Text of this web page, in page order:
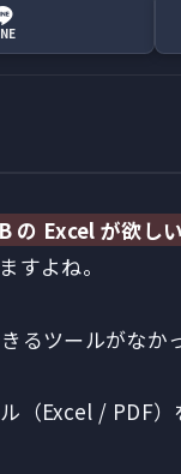
の Excel が欲しい
すよね。
ツールがなか
（Excel / PDF